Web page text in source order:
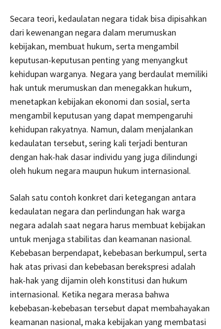
Secara teori, kedaulatan negara tidak bisa dipisahkan
dari kewenangan negara dalam merumuskan
kebijakan, membuat hukum, serta mengambil
keputusan-keputusan penting yang menyangkut
kehidupan warganya. Negara yang berdaulat memiliki
hak untuk merumuskan dan menegakkan hukum,
menetapkan kebijakan ekonomi dan sosial, serta
mengambil keputusan yang dapat mempengaruhi
kehidupan rakyatnya. Namun, dalam menjalankan
kedaulatan tersebut, sering kali terjadi benturan
dengan hak-hak dasar individu yang juga dilindungi
oleh hukum negara maupun hukum internasional.
Salah satu contoh konkret dari ketegangan antara
kedaulatan negara dan perlindungan hak warga
negara adalah saat negara harus membuat kebijakan
untuk menjaga stabilitas dan keamanan nasional.
Kebebasan berpendapat, kebebasan berkumpul, serta
hak atas privasi dan kebebasan berekspresi adalah
hak-hak yang dijamin oleh konstitusi dan hukum
internasional. Ketika negara merasa bahwa
kebebasan-kebebasan tersebut dapat membahayakan
keamanan nasional, maka kebijakan yang membatasi